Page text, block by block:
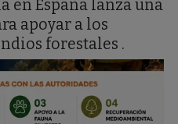
en España lanza una
apoyar a los
forestales .